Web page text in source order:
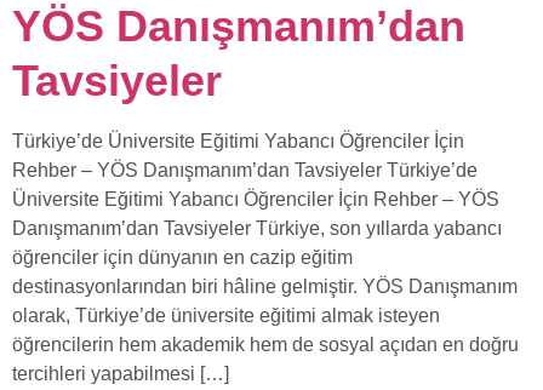
YÖS Danışmanım’dan
Tavsiyeler
Türkiye’de Üniversite Eğitimi Yabancı Öğrenciler İçin
Rehber – YÖS Danışmanım’dan Tavsiyeler Türkiye’de
Üniversite Eğitimi Yabancı Öğrenciler İçin Rehber – YÖS
Danışmanım’dan Tavsiyeler Türkiye, son yıllarda yabancı
öğrenciler için dünyanın en cazip eğitim
destinasyonlarından biri hâline gelmiştir. YÖS Danışmanım
olarak, Türkiye’de üniversite eğitimi almak isteyen
öğrencilerin hem akademik hem de sosyal açıdan en doğru
tercihleri yapabilmesi […]